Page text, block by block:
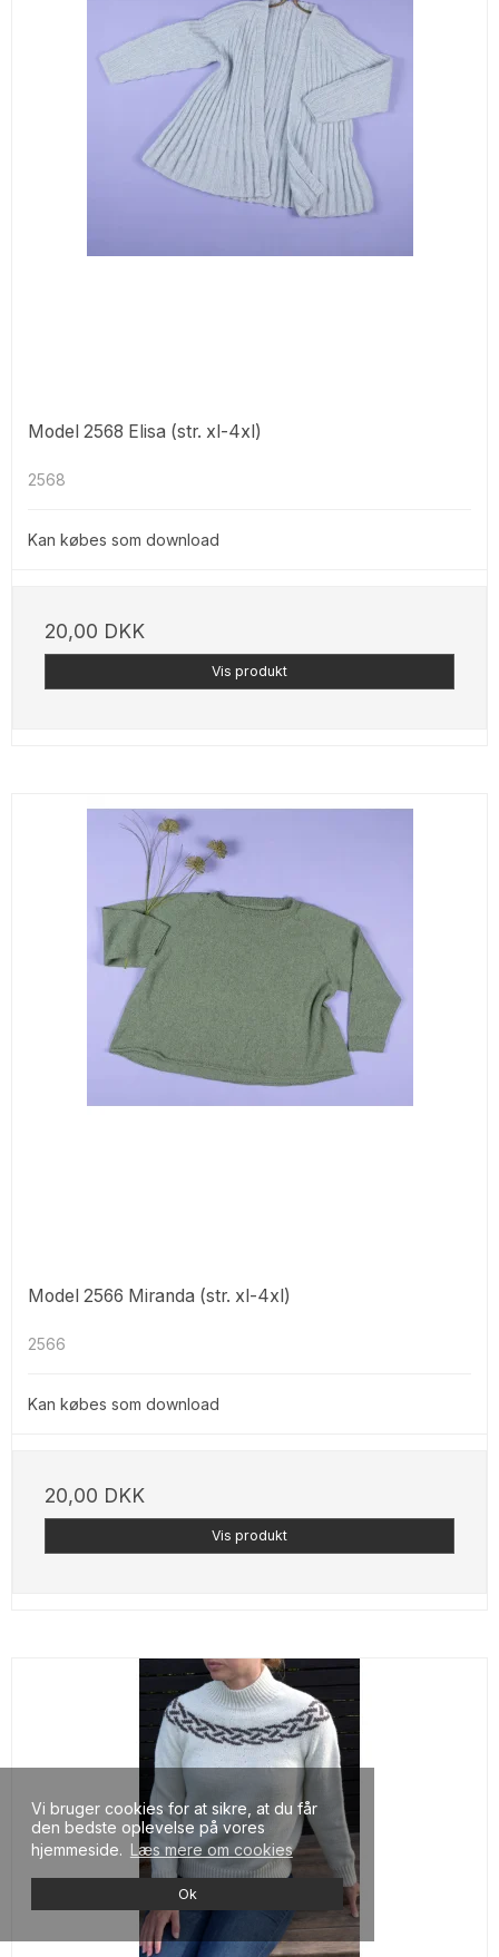
Vi bruger cookies for at sikre, at du får
den bedste oplevelse på vores
hjemmeside. Læs mere om cookies
Ok
Model 2568 Elisa (str. xl-4xl)
2568
Kan købes som download
20,00 DKK
Vis produkt
Model 2566 Miranda (str. xl-4xl)
2566
Kan købes som download
20,00 DKK
Vis produkt